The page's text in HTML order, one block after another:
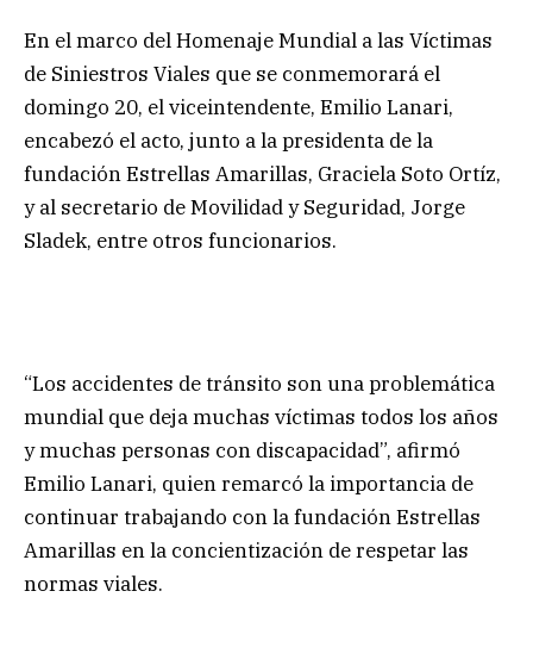
En el marco del Homenaje Mundial a las Víctimas
de Siniestros Viales que se conmemorará el
domingo 20, el viceintendente, Emilio Lanari,
encabezó el acto, junto a la presidenta de la
fundación Estrellas Amarillas, Graciela Soto Ortíz,
y al secretario de Movilidad y Seguridad, Jorge
Sladek, entre otros funcionarios.
“Los accidentes de tránsito son una problemática
mundial que deja muchas víctimas todos los años
y muchas personas con discapacidad”, afirmó
Emilio Lanari, quien remarcó la importancia de
continuar trabajando con la fundación Estrellas
Amarillas en la concientización de respetar las
normas viales.